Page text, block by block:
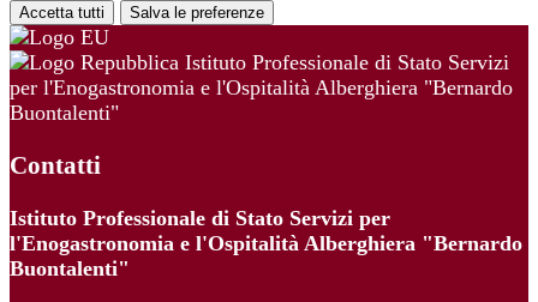
Accetta tutti Salva le preferenze
Istituto Professionale di Stato Servizi
per l'Enogastronomia e l'Ospitalità Alberghiera "Bernardo
Buontalenti"
Contatti
Istituto Professionale di Stato Servizi per
l'Enogastronomia e l'Ospitalità Alberghiera "Bernardo
Buontalenti"